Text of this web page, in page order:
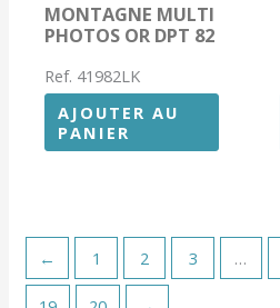
MONTAGNE MULTI
PHOTOS OR DPT 82
Ref. 41982LK
AJOUTER AU
PANIER
← 1 2 3 …